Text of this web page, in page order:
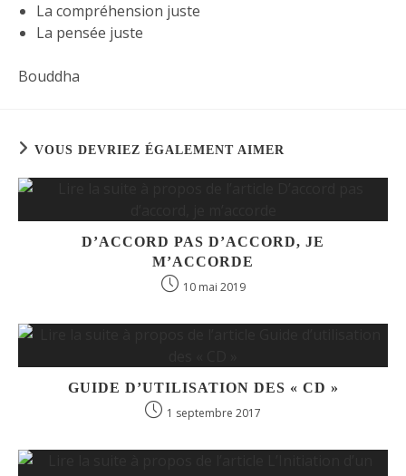
La compréhension juste
La pensée juste
Bouddha
VOUS DEVRIEZ ÉGALEMENT AIMER
D’ACCORD PAS D’ACCORD, JE
M’ACCORDE
10 mai 2019
GUIDE D’UTILISATION DES « CD »
1 septembre 2017